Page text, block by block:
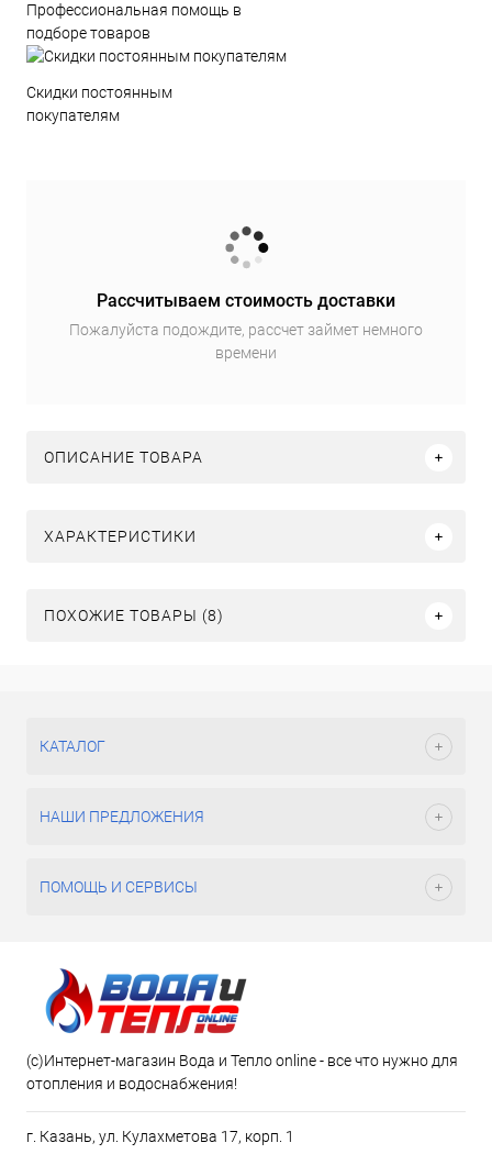
Профессиональная помощь в
подборе товаров
Скидки постоянным
покупателям
Рассчитываем стоимость доставки
Пожалуйста подождите, рассчет займет немного
времени
ОПИСАНИЕ ТОВАРА
ХАРАКТЕРИСТИКИ
ПОХОЖИЕ ТОВАРЫ (8)
КАТАЛОГ
НАШИ ПРЕДЛОЖЕНИЯ
ПОМОЩЬ И СЕРВИСЫ
(c)Интернет-магазин Вода и Тепло online - все что нужно для
отопления и водоснабжения!
г. Казань, ул. Кулахметова 17, корп. 1